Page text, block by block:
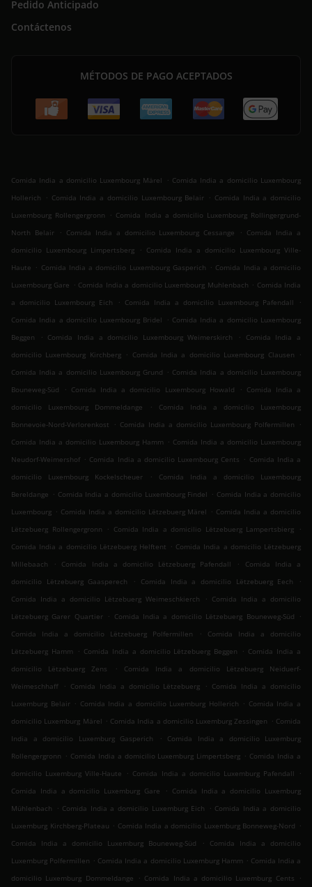
Pedido Anticipado
Contáctenos
MÉTODOS DE PAGO ACEPTADOS
Comida India a domicilio Luxembourg Märel . Comida India a domicilio Luxembourg
Hollerich
. Comida India a domicilio Luxembourg Belair . Comida India a domicilio
Luxembourg Rollengergronn
. Comida India a domicilio Luxembourg Rollingergrund-
North Belair
. Comida India a domicilio Luxembourg Cessange . Comida India a
domicilio Luxembourg Limpertsberg
. Comida India a domicilio Luxembourg Ville-
Haute . Comida India a domicilio Luxembourg Gasperich . Comida India a domicilio
Luxembourg Gare . Comida India a domicilio Luxembourg Muhlenbach . Comida India
a domicilio Luxembourg Eich
. Comida India a domicilio Luxembourg Pafendall
.
Comida India a domicilio Luxembourg Bridel
. Comida India a domicilio Luxembourg
Beggen
. Comida India a domicilio Luxembourg Weimerskirch .
Comida India a
domicilio Luxembourg Kirchberg . Comida India a domicilio Luxembourg Clausen
.
Comida India a domicilio Luxembourg Grund . Comida India a domicilio Luxembourg
Bouneweg-Süd
. Comida India a domicilio Luxembourg Howald . Comida India a
domicilio Luxembourg Dommeldange
.
Comida India a domicilio Luxembourg
Bonnevoie-Nord-Verlorenkost
. Comida India a domicilio Luxembourg Polfermillen
.
Comida India a domicilio Luxembourg Hamm . Comida India a domicilio Luxembourg
Neudorf-Weimershof . Comida India a domicilio Luxembourg Cents . Comida India a
domicilio Luxembourg Kockelscheuer
.
Comida India a domicilio Luxembourg
Bereldange . Comida India a domicilio Luxembourg Findel . Comida India a domicilio
Luxembourg . Comida India a domicilio Lëtzebuerg Märel . Comida India a domicilio
Lëtzebuerg Rollengergronn
. Comida India a domicilio Lëtzebuerg Lampertsbierg
.
Comida India a domicilio Lëtzebuerg Helftent . Comida India a domicilio Lëtzebuerg
Millebaach
. Comida India a domicilio Lëtzebuerg Pafendall .
Comida India a
domicilio Lëtzebuerg Gaasperech
. Comida India a domicilio Lëtzebuerg Eech
.
Comida India a domicilio Lëtzebuerg Weimeschkierch
. Comida India a domicilio
Lëtzebuerg Garer Quartier . Comida India a domicilio Lëtzebuerg Bouneweg-Süd
.
Comida India a domicilio Lëtzebuerg Polfermillen
.
Comida India a domicilio
Lëtzebuerg Hamm
. Comida India a domicilio Lëtzebuerg Beggen . Comida India a
domicilio Lëtzebuerg Zens
.
Comida India a domicilio Lëtzebuerg Neiduerf-
Weimeschhaff
. Comida India a domicilio Lëtzebuerg . Comida India a domicilio
Luxemburg Belair . Comida India a domicilio Luxemburg Hollerich . Comida India a
domicilio Luxemburg Märel . Comida India a domicilio Luxemburg Zessingen . Comida
India a domicilio Luxemburg Gasperich
.
Comida India a domicilio Luxemburg
Rollengergronn . Comida India a domicilio Luxemburg Limpertsberg . Comida India a
domicilio Luxemburg Ville-Haute
. Comida India a domicilio Luxemburg Pafendall
.
Comida India a domicilio Luxemburg Gare
. Comida India a domicilio Luxemburg
Mühlenbach
. Comida India a domicilio Luxemburg Eich . Comida India a domicilio
Luxemburg Kirchberg-Plateau . Comida India a domicilio Luxemburg Bonneweg-Nord .
Comida India a domicilio Luxemburg Bouneweg-Süd
.
Comida India a domicilio
Luxemburg Polfermillen . Comida India a domicilio Luxemburg Hamm . Comida India a
domicilio Luxemburg Dommeldange
. Comida India a domicilio Luxemburg Cents
.